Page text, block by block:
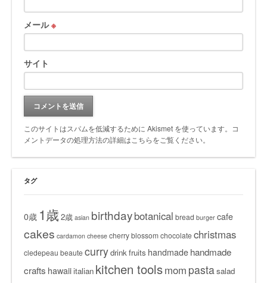
メール※
サイト
このサイトはスパムを低減するために Akismet を使っています。
コ
メントデータの処理方法の詳細はこちらをご覧ください。
タグ
0歳 1歳 2歳 asian birthdaybotanical bread burger cafe
cakes cardamon cheese cherry blossomchocolatechristmas
cledepeau beautecurrydrinkfruits handmade handmade
crafts hawaiiitalian kitchen toolsmom pastasalad